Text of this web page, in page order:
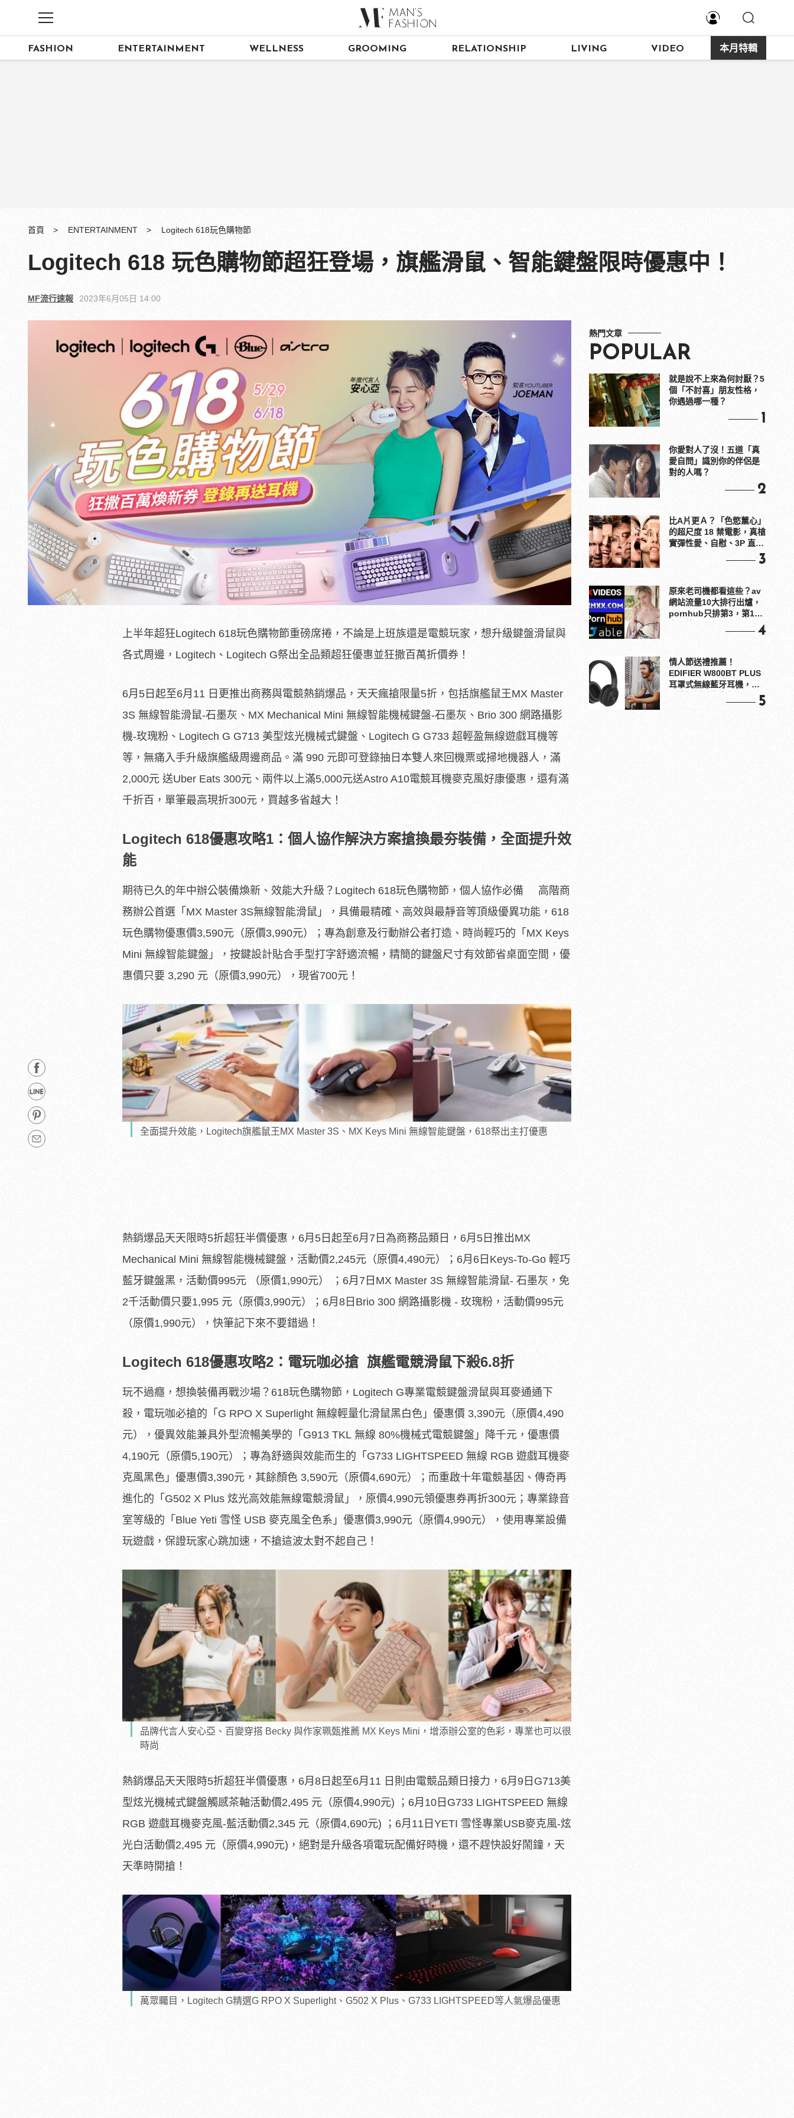
FASHION ENTERTAINMENT WELLNESS GROOMING RELATIONSHIP LIVING VIDEO 本月特輯
首頁 ENTERTAINMENT Logitech 618玩色購物節
Logitech 618 玩色購物節超狂登場，旗艦滑鼠、智能鍵盤限時優惠中！
MF流行速報 2023年6月05日 14:00
上半年超狂Logitech 618玩色購物節重磅席捲，不論是上班族還是電競玩家，想升級鍵盤滑鼠與
各式周邊，Logitech、Logitech G祭出全品類超狂優惠並狂撒百萬折價券！
6月5日起至6月11 日更推出商務與電競熱銷爆品，天天瘋搶限量5折，包括旗艦鼠王MX Master
3S 無線智能滑鼠-石墨灰、MX Mechanical Mini 無線智能機械鍵盤-石墨灰、Brio 300 網路攝影
機-玫瑰粉、Logitech G G713 美型炫光機械式鍵盤、Logitech G G733 超輕盈無線遊戲耳機等
等，無痛入手升級旗艦級周邊商品。滿 990 元即可登錄抽日本雙人來回機票或掃地機器人，滿
2,000元 送Uber Eats 300元、兩件以上滿5,000元送Astro A10電競耳機麥克風好康優惠，還有滿
千折百，單筆最高現折300元，買越多省越大！
Logitech 618優惠攻略1 ：個人協作解決方案搶換最夯裝備，全面提升效
能
期待已久的年中辦公裝備煥新、效能大升級？Logitech 618玩色購物節，個人協作必備 高階商
務辦公首選「MX Master 3S無線智能滑鼠」，具備最精確、高效與最靜音等頂級優異功能， 618
玩色購物優惠價3,590元（原價3,990元）； 專為創意及行動辦公者打造、時尚輕巧的「MX Keys
Mini 無線智能鍵盤」，按鍵設計貼合手型打字舒適流暢， 精簡的鍵盤尺寸有效節省桌面空間，優
惠價只要 3,290 元（原價3,990元），現省700元！
全面提升效能，Logitech旗艦鼠王MX Master 3S、MX Keys Mini 無線智能鍵盤，618祭出主打優惠
熱銷爆品天天限時5折超狂半價優惠，6月5日起至6月7日為商務品類日，6月5日推出MX
Mechanical Mini 無線智能機械鍵盤，活動價2,245元（原價4,490元）；6月6日Keys-To-Go 輕巧
藍牙鍵盤黑，活動價995元 （原價1,990元） ；6月7日MX Master 3S 無線智能滑鼠- 石墨灰，免
2千活動價只要1,995 元（原價3,990元）；6月8日Brio 300 網路攝影機 - 玫瑰粉，活動價995元
（原價1,990元）， 快筆記下來不要錯過！
Logitech 618優惠攻略2 ：電玩咖必搶 旗艦電競滑鼠下殺6.8折
玩不過癮，想換裝備再戰沙場？618玩色購物節，Logitech G專業電競鍵盤滑鼠與耳麥通通下
殺，電玩咖必搶的「G RPO X Superlight 無線輕量化滑鼠黑白色」優惠價 3,390元（原價4,490
元）， 優異效能兼具外型流暢美學的「G913 TKL 無線 80%機械式電競鍵盤」降千元，優惠價
4,190元（原價5,190元）；專為舒適與效能而生的「G733 LIGHTSPEED 無線 RGB 遊戲耳機麥
克風黑色」優惠價3,390元，其餘顏色 3,590元（原價4,690元）；而重啟十年電競基因、 傳奇再
進化的「G502 X Plus 炫光高效能無線電競滑鼠」，原價4,990元領優惠券再折300元；專業錄音
室等級的「Blue Yeti 雪怪 USB 麥克風全色系」優惠價3,990元（原價4,990元）， 使用專業設備
玩遊戲，保證玩家心跳加速，不搶這波太對不起自己！
品牌代言人安心亞、百變穿搭 Becky 與作家珮甄推薦 MX Keys Mini，增添辦公室的色彩，專業也可以很
時尚
熱銷爆品天天限時5折超狂半價優惠，6月8日起至6月11 日則由電競品類日接力，6月9日G713美
型炫光機械式鍵盤觸感茶軸活動價2,495 元（原價4,990元) ；6月10日G733 LIGHTSPEED 無線
RGB 遊戲耳機麥克風-藍活動價2,345 元（原價4,690元) ；6月11日YETI 雪怪專業USB麥克風-炫
光白活動價2,495 元（原價4,990元)，絕對是升級各項電玩配備好時機， 還不趕快設好鬧鐘，天
天準時開搶！
萬眾矚目，Logitech G精選G RPO X Superlight、G502 X Plus、G733 LIGHTSPEED等人氣爆品優惠
熱門文章
POPULAR
就是說不上來為何討厭？5
個「不討喜」朋友性格，
你遇過哪一種？
1
你愛對人了沒！五道「真
愛自問」識別你的伴侶是
對的人嗎？
2
比A片更Ａ？「色慾薰心」
的超尺度 18 禁電影，真槍
實彈性愛、自慰、3P 直接
3
原來老司機都看這些？av
網站流量10大排行出爐，
pornhub只排第3，第1名
4
情人節送禮推薦！
EDIFIER W800BT PLUS
耳罩式無線藍牙耳機，在
5